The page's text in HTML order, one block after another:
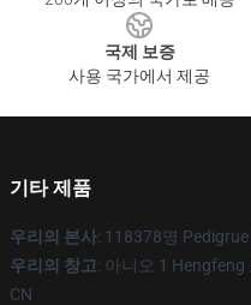
국제 보증
사용 국가에서 제공
기타 제품
우리의 본사: 118378명
우리의 창고: 아니오 1 Hengfeng
CN